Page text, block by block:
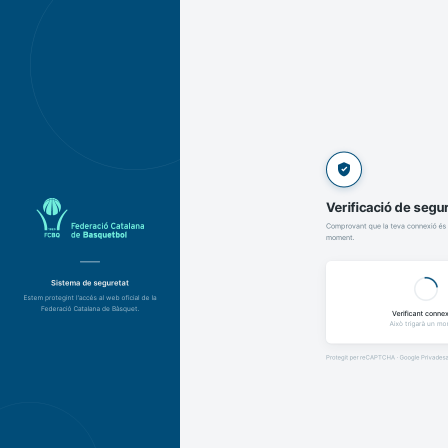
Sistema de seguretat
Estem protegint l'accés al web oficial de la
Federació Catalana de Bàsquet.
Verificació de
Comprovant que la teva connexió és
moment.
Verificant
Això trigarà un
Protegit per reCAPTCHA · Google Privadesa